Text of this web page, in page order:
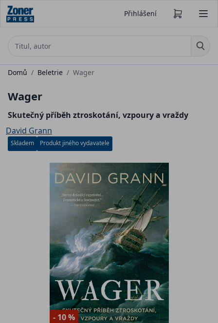
Přihlášení
Domů / Beletrie / Wager
Wager
Skutečný příběh ztroskotání, vzpoury a vraždy
David Grann
Skladem Produkt jiného vydavatele
- 10 %